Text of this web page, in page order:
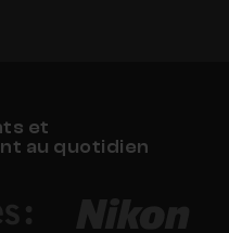
et
au quotidien